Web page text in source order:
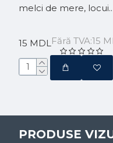
melci de mere, locui..
15 MDLFără TVA:15
PRODUSE